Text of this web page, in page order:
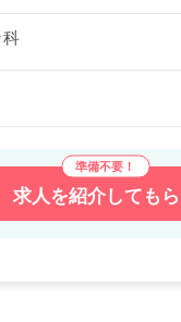
求人を紹介してもら